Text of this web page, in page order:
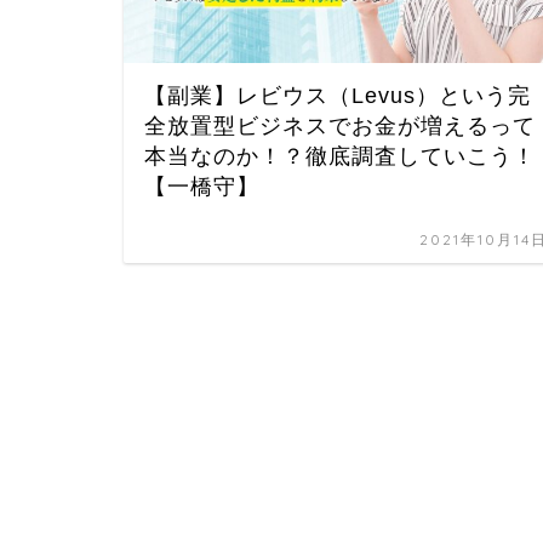
【副業】レビウス（Levus）という完
全放置型ビジネスでお金が増えるって
本当なのか！？徹底調査していこう！
【一橋守】
2021年10月14